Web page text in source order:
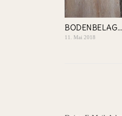
BODENBELAG…
11. Mai 2018